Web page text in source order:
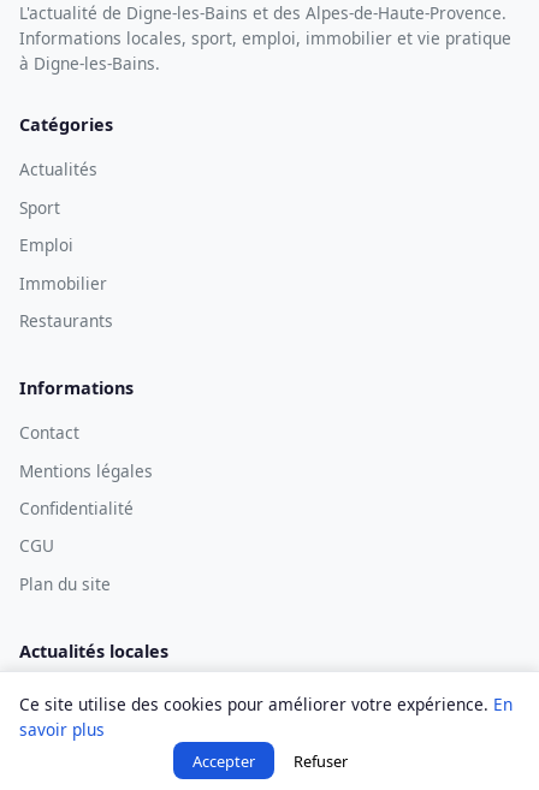
L'actualité de Digne-les-Bains et des Alpes-de-Haute-Provence.
Informations locales, sport, emploi, immobilier et vie pratique
à Digne-les-Bains.
Catégories
Actualités
Sport
Emploi
Immobilier
Restaurants
Informations
Contact
Mentions légales
Confidentialité
CGU
Plan du site
Actualités locales
© 2026 Digne Infos — Tous droits réservés.
Ce site utilise des cookies pour améliorer votre expérience. En
savoir plus
Accepter Refuser